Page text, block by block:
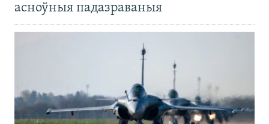
асноўныя падазраваныя